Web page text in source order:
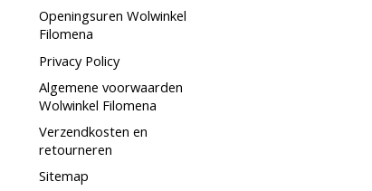
Openingsuren Wolwinkel
Filomena
Privacy Policy
Algemene voorwaarden
Wolwinkel Filomena
Verzendkosten en
retourneren
Sitemap